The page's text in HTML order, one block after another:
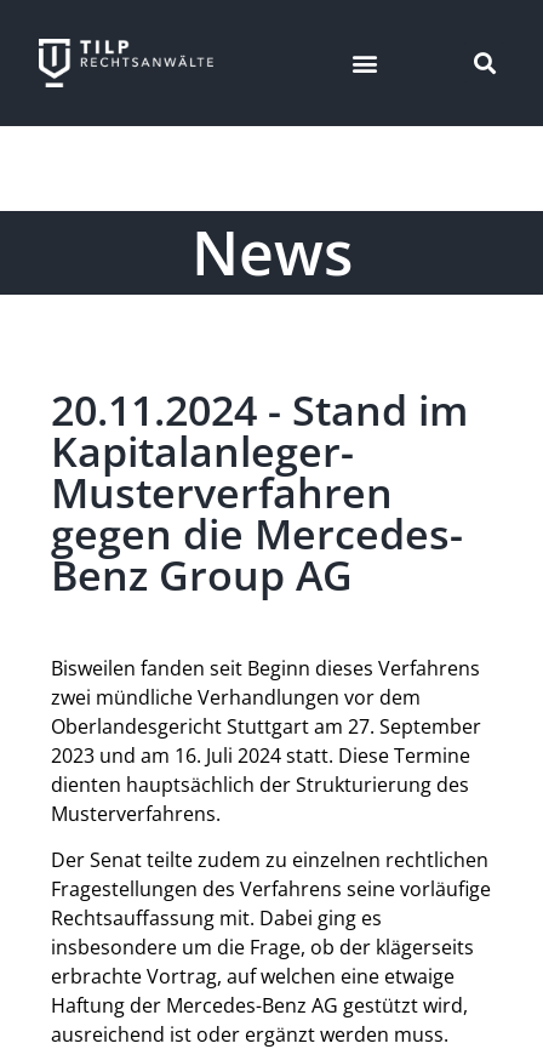
News
20.11.2024 - Stand im
Kapitalanleger-
Musterverfahren
gegen die Mercedes-
Benz Group AG
Bisweilen fanden seit Beginn dieses Verfahrens
zwei mündliche Verhandlungen vor dem
Oberlandesgericht Stuttgart am 27. September
2023 und am 16. Juli 2024 statt. Diese Termine
dienten hauptsächlich der Strukturierung des
Musterverfahrens.
Der Senat teilte zudem zu einzelnen rechtlichen
Fragestellungen des Verfahrens seine vorläufige
Rechtsauffassung mit. Dabei ging es
insbesondere um die Frage, ob der klägerseits
erbrachte Vortrag, auf welchen eine etwaige
Haftung der Mercedes-Benz AG gestützt wird,
ausreichend ist oder ergänzt werden muss.